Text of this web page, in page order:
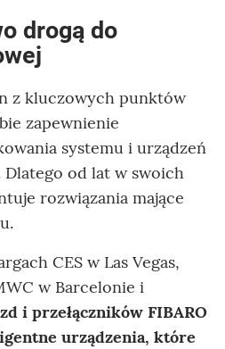
drogą do
z kluczowych punktów
zapewnienie
systemu i urządzeń
od lat w swoich
rozwiązania mające
CES w Las Vegas,
w Barcelonie i
i przełączników FIBARO
urządzenia, które